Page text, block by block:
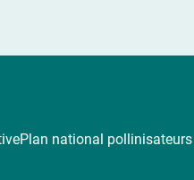
Plan national pollinisateurs